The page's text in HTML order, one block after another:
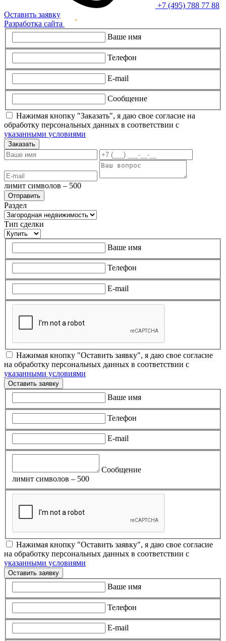
+7 (495) 788 77 88
Оставить заявку
Разработка сайта
Ваше имя
Телефон
E-mail
Сообщение
Нажимая кнопку "Заказать", я даю свое согласие на
обработку персональных данных в соответствии с
указанными условиями
Заказать
лимит символов – 500
Раздел
Тип сделки
Ваше имя
Телефон
E-mail
Нажимая кнопку "Оставить заявку", я даю свое согласие
на обработку персональных данных в соответствии с
указанными условиями
Оставить заявку
Ваше имя
Телефон
E-mail
Сообщение
лимит символов – 500
Нажимая кнопку "Оставить заявку", я даю свое согласие
на обработку персональных данных в соответствии с
указанными условиями
Оставить заявку
Ваше имя
Телефон
E-mail